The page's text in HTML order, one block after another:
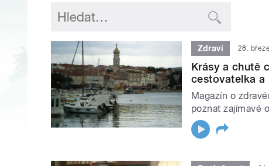
Zdraví 28.
Krásy a chutě
cestovatelka a
Magazín o
poznat zajímavé